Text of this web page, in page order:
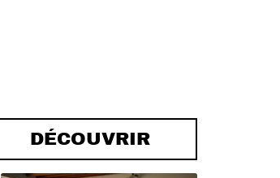
DÉCOUVRIR